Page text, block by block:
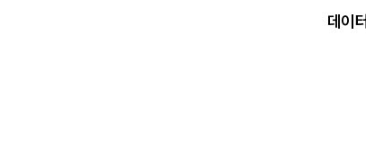
데이